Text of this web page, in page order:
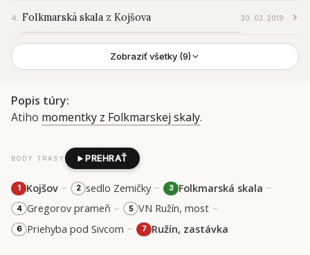
Popis túry
Atiho momentky z Folkmarskej skaly.
BODY TRASY PREHRAŤ
1 Kojšov – 2 sedlo Zemičky – 3 Folkmarská skala –
4 Gregorov prameň – 5 VN Ružín, most –
6 Priehyba pod Sivcom – 7 Ružín, zastávka
Folkmarská skala z Kojšova 30. 03. 2019
Zobraziť všetky (9)